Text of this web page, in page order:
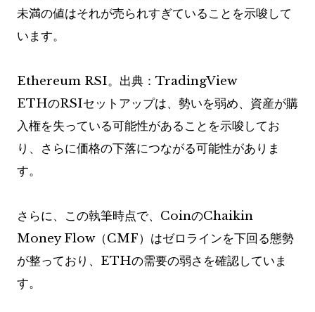
未満の値はそれが売られすぎていることを示唆して
います。
Ethereum RSI。出典：TradingView
ETHのRSIセットアップは、勢いを弱め、資産が購
入権を失っている可能性があることを示唆してお
り、さらに価格の下落につながる可能性がありま
す。
さらに、この執筆時点で、CoinのChaikin
Money Flow（CMF）はゼロラインを下回る態勢
が整っており、ETHの需要の弱さを確認していま
す。